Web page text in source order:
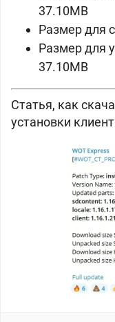
37.10MB
Размер для
Размер для
37.10MB
Статья, как
установки